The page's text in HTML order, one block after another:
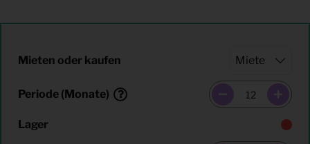
Mieten oder kaufen
Periode (Monate)
Lager